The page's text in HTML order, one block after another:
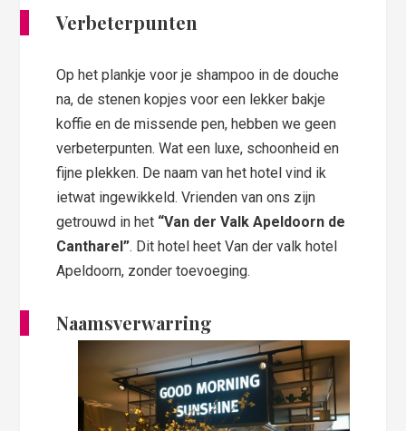
Verbeterpunten
Op het plankje voor je shampoo in de douche
na, de stenen kopjes voor een lekker bakje
koffie en de missende pen, hebben we geen
verbeterpunten. Wat een luxe, schoonheid en
fijne plekken. De naam van het hotel vind ik
ietwat ingewikkeld. Vrienden van ons zijn
getrouwd in het “Van der Valk Apeldoorn de
Cantharel”. Dit hotel heet Van der valk hotel
Apeldoorn, zonder toevoeging.
Naamsverwarring